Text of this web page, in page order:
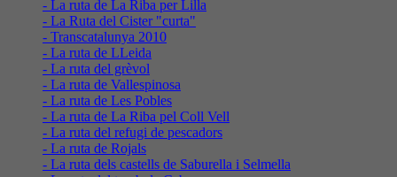
- La ruta de La Riba per Lilla
- La Ruta del Cister "curta"
- Transcatalunya 2010
- La ruta de LLeida
- La ruta del grèvol
- La ruta de Vallespinosa
- La ruta de Les Pobles
- La ruta de La Riba pel Coll Vell
- La ruta del refugi de pescadors
- La ruta de Rojals
- La ruta dels castells de Saburella i Selmella